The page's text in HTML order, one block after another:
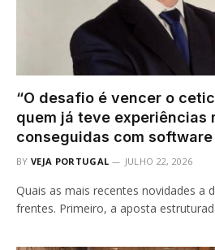
“O desafio é vencer o
quem já teve experiências
conseguidas com
BY VEJA PORTUGAL JULHO 22, 2026
Quais as mais recentes novidades a
frentes. Primeiro, a aposta